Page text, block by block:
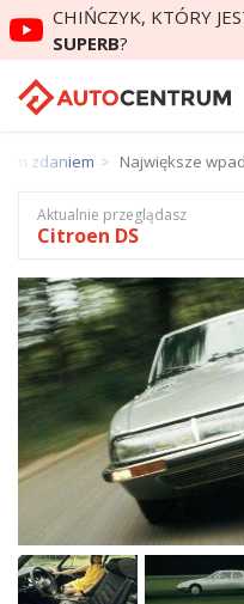
CHIŃCZYK, KTÓRY
SUPERB?
zdaniem Największe
Aktualnie przeglądasz
Citroen DS